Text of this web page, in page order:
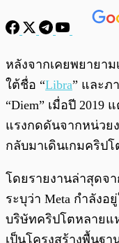
หลังจากเคยพยายาม
ใต้ชื่อ “Libra” และภ
“Diem” เมื่อปี 2019
แรงกดดันจากหน่วย
กลับมาเดินเกมคริปโ
โดยรายงานล่าสุดจ
ระบุว่า Meta กำลัง
บริษัทคริปโตหลายแห่
เป็นโครงสร้างพื้นฐา